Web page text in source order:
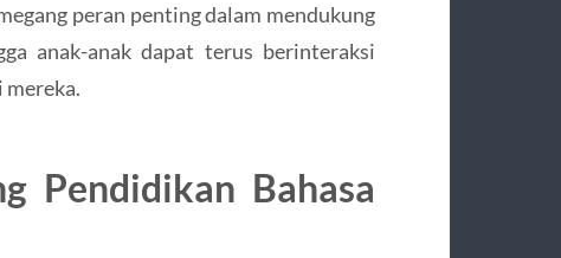
peran penting dalam mendukung
anak-anak dapat terus berinteraksi
mereka.
Pendidikan Bahasa